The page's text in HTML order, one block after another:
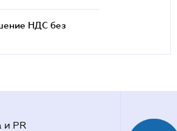
НДС без
и PR